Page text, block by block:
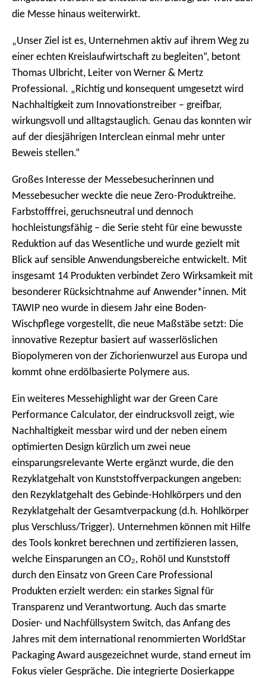
die Messe hinaus weiterwirkt.
„Unser Ziel ist es, Unternehmen aktiv auf ihrem Weg zu
einer echten Kreislaufwirtschaft zu begleiten“, betont
Thomas Ulbricht, Leiter von Werner & Mertz
Professional. „Richtig und konsequent umgesetzt wird
Nachhaltigkeit zum Innovationstreiber – greifbar,
wirkungsvoll und alltagstauglich. Genau das konnten wir
auf der diesjährigen Interclean einmal mehr unter
Beweis stellen.“
Großes Interesse der Messebesucherinnen und
Messebesucher weckte die neue Zero-Produktreihe.
Farbstofffrei, geruchsneutral und dennoch
hochleistungsfähig – die Serie steht für eine bewusste
Reduktion auf das Wesentliche und wurde gezielt mit
Blick auf sensible Anwendungsbereiche entwickelt. Mit
insgesamt 14 Produkten verbindet Zero Wirksamkeit mit
besonderer Rücksichtnahme auf Anwender*innen. Mit
TAWIP neo wurde in diesem Jahr eine Boden-
Wischpflege vorgestellt, die neue Maßstäbe setzt: Die
innovative Rezeptur basiert auf wasserlöslichen
Biopolymeren von der Zichorienwurzel aus Europa und
kommt ohne erdölbasierte Polymere aus.
Ein weiteres Messehighlight war der Green Care
Performance Calculator, der eindrucksvoll zeigt, wie
Nachhaltigkeit messbar wird und der neben einem
optimierten Design kürzlich um zwei neue
einsparungsrelevante Werte ergänzt wurde, die den
Rezyklatgehalt von Kunststoffverpackungen angeben:
den Rezyklatgehalt des Gebinde-Hohlkörpers und den
Rezyklatgehalt der Gesamtverpackung (d.h. Hohlkörper
plus Verschluss/Trigger). Unternehmen können mit Hilfe
des Tools konkret berechnen und zertifizieren lassen,
welche Einsparungen an CO₂, Rohöl und Kunststoff
durch den Einsatz von Green Care Professional
Produkten erzielt werden: ein starkes Signal für
Transparenz und Verantwortung. Auch das smarte
Dosier- und Nachfüllsystem Switch, das Anfang des
Jahres mit dem international renommierten WorldStar
Packaging Award ausgezeichnet wurde, stand erneut im
Fokus vieler Gespräche. Die integrierte Dosierkappe